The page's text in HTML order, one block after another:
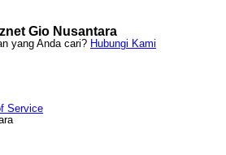
Gio Nusantara
yang Anda cari? Hubungi Kami
Service